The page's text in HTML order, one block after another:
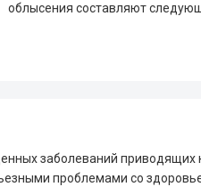
облысения составляют
заболеваний
проблемами со